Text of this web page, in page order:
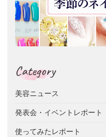
Category
美容ニュース
発表会・イベントレポート
使ってみたレポート